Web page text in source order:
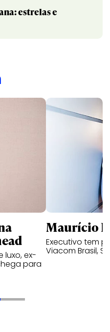
estrelas e
luxo, ex-
para
Maurício
Executivo tem
Viacom Brasil,